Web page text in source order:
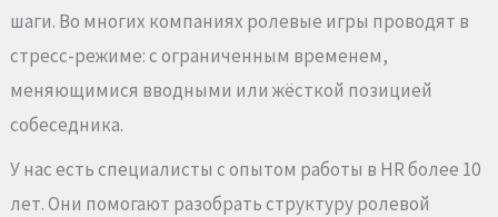
шаги. Во многих компаниях ролевые игры проводят в
стресс-режиме: с ограниченным временем,
меняющимися вводными или жёсткой позицией
собеседника.
У нас есть специалисты с опытом работы в HR более 10
лет. Они помогают разобрать структуру ролевой